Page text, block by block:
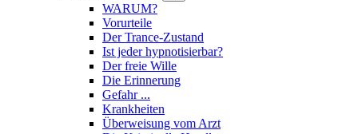
WARUM?
Vorurteile
Der Trance-Zustand
Ist jeder hypnotisierbar?
Der freie Wille
Die Erinnerung
Gefahr ...
Krankheiten
Überweisung vom Arzt